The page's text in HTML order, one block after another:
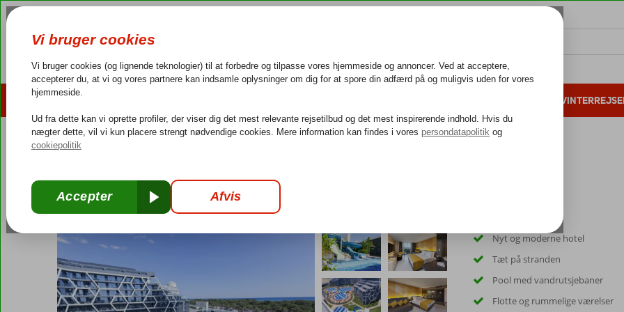
4,3/5 på Trustpilot Dansk guideservice 40.000 danske gæster i 2025 25 års erfaring
Bosphorus Sorgun Hotel
All Inclusive-Hotel
Nyt og moderne hotel
Tæt på stranden
Pool med vandrutsjebaner
Flotte og rummelige værelser